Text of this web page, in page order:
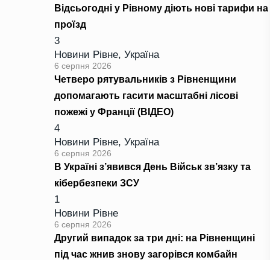
Відсьогодні у Рівному діють нові тарифи на
проїзд
3
Новини Рівне, Україна
6 серпня 2026
Четверо рятувальників з Рівненщини
допомагають гасити масштабні лісові
пожежі у Франції (ВІДЕО)
4
Новини Рівне, Україна
6 серпня 2026
В Україні з’явився День Військ зв’язку та
кібербезпеки ЗСУ
1
Новини Рівне
6 серпня 2026
Другий випадок за три дні: на Рівненщині
під час жнив знову загорівся комбайн